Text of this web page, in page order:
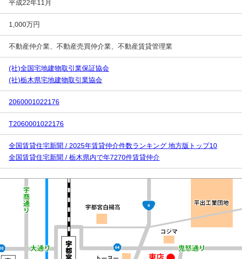
平成22年11月
1,000万円
不動産仲介業、不動産売買仲介業、不動産賃貸管理業
(社)全国宅地建物取引業保証協会
(社)栃木県宅地建物取引業協会
2060001022176
T2060001022176
全国賃貸住宅新聞 / 2025年賃貸仲介件数ランキング 地方版トップ10
全国賃貸住宅新聞 / 栃木県内で年7270件賃貸仲介